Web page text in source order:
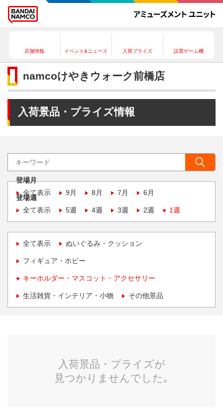
店舗情報 イベント&ニュース 入荷プライズ 設置ゲーム機
namcoけやきウォーク前橋店
入荷景品・プライズ情報
登場月
全て表示
9月 8月 7月 6月
登場週
全て表示
5週 4週 3週 2週 1週
全て表示 ぬいぐるみ・クッション
フィギュア・ホビー
キーホルダー・マスコット・アクセサリー
生活雑貨・インテリア・小物 その他景品